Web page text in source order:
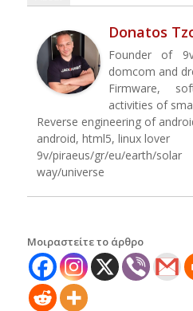
Donatos
Founder of
domcom and
Firmware,
activities of
Reverse engineering of
android, html5, linux lover
9v/piraeus/gr/eu/
way/universe
Μοιραστείτε το άρθρο